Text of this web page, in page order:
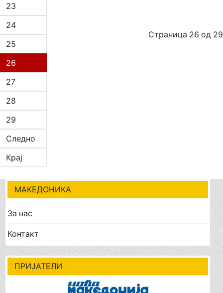
23
24
25
26
27
28
29
Следно
Крај
Страница 26 од 29
МАКЕДОНИКА
За нас
Контакт
ПРИЈАТЕЛИ